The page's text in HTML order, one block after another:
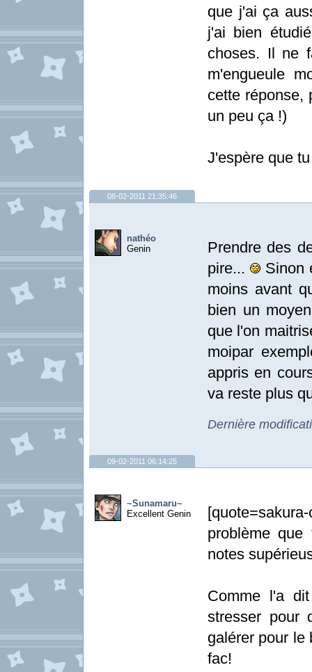
que j'ai ça
j'ai bien
choses. Il ne
m'engueule
cette réponse,
un peu ça !)
J'espère que
08-02-2011 21:35:46
nathéo
Genin
Prendre des
pire...
Sinon
moins avant
bien un
que l'on
moipar
appris en
va reste plus
Dernière
09-02-2011 06:14:25
~Sunamaru~
Excellent Genin
problème
notes
Comme l'a
stresser pour
galérer pour le
fac!